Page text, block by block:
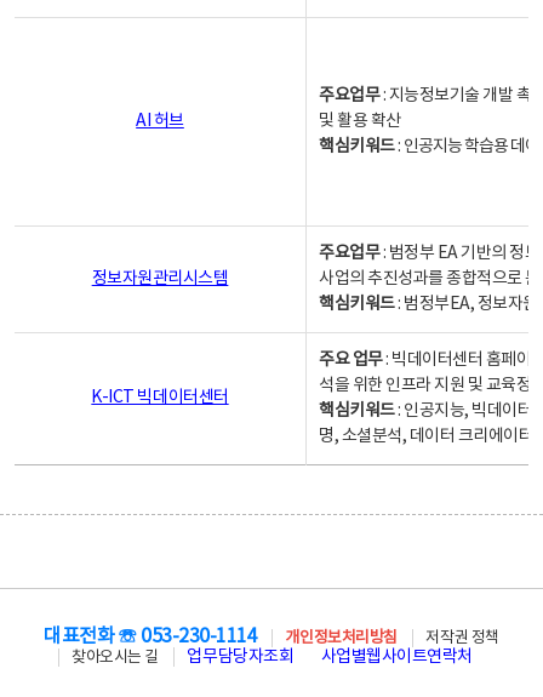
AI 허브
주요업무: 지능정보기술 개발 촉
및 활용 확산
핵심키워드: 인공지능 학습용 데
정보자원관리시스템
주요업무: 범정부 EA 기반의 정
사업의 추진성과를 종합적으로
핵심키워드: 범정부EA, 정보자
K-ICT 빅데이터센터
주요 업무: 빅데이터센터 홈페이
석을 위한 인프라 지원 및 교육정
핵심키워드: 인공지능, 빅데이터,
명, 소셜분석, 데이터 크리에이터
대표전화 ☏ 053-230-1114 개인정보처리방침
저작권 정책
찾아오시는 길
업무담당자조회 사업별웹사이트연락처